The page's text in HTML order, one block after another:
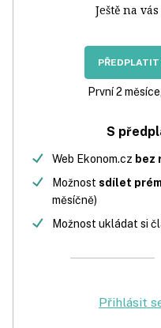
Ještě na
První 2
S
Web Ekonom.cz bez
Možnost sdílet
měsíčně)
Možnost ukládat si
Přihlásit